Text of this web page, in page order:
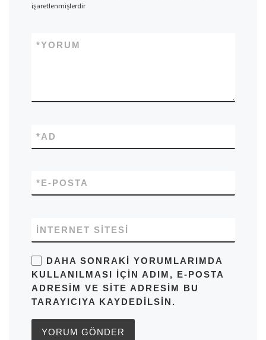
işaretlenmişlerdir
YORUM
*
AD
*
E-POSTA
*
İNTERNET SITESI
DAHA SONRAKI YORUMLARIMDA
KULLANILMASI IÇIN ADIM, E-POSTA
ADRESIM VE SITE ADRESIM BU
TARAYICIYA KAYDEDILSIN.